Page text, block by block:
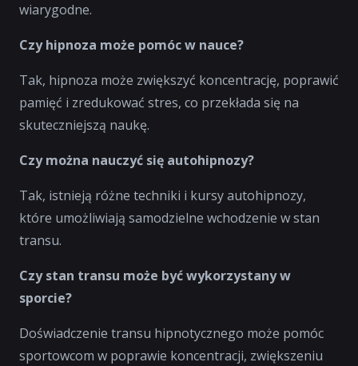
wiarygodne.
Czy hipnoza może pomóc w nauce?
Tak, hipnoza może zwiększyć koncentrację, poprawić
pamięć i zredukować stres, co przekłada się na
skuteczniejszą naukę.
Czy można nauczyć się autohipnozy?
Tak, istnieją różne techniki i kursy autohipnozy,
które umożliwiają samodzielne wchodzenie w stan
transu.
Czy stan transu może być wykorzystany w
sporcie?
Doświadczenie transu hipnotycznego może pomóc
sportowcom w poprawie koncentracji, zwiększeniu